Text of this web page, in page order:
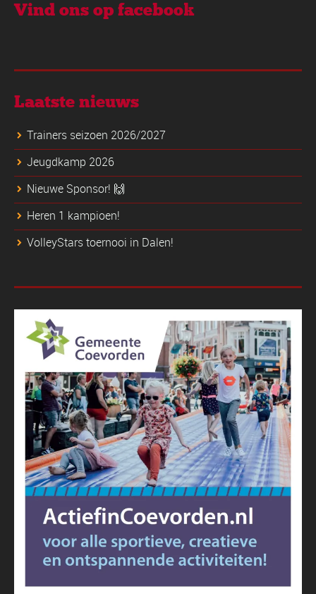
Vind ons op facebook
Laatste nieuws
Trainers seizoen 2026/2027
Jeugdkamp 2026
Nieuwe Sponsor! 🙌
Heren 1 kampioen!
VolleyStars toernooi in Dalen!